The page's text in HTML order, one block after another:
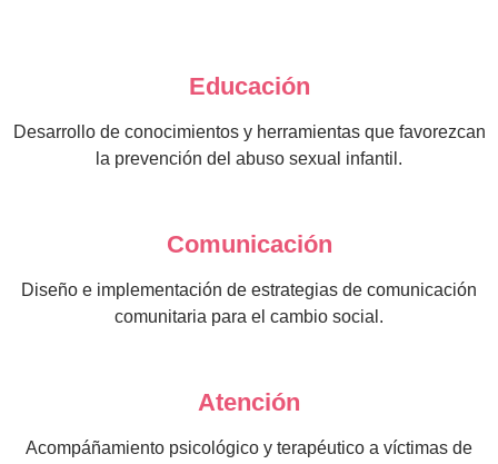
Educación
Desarrollo de conocimientos y herramientas que favorezcan
la prevención del abuso sexual infantil.
Comunicación
Diseño e implementación de estrategias de comunicación
comunitaria para el cambio social.
Atención
Acompáñamiento psicológico y terapéutico a víctimas de